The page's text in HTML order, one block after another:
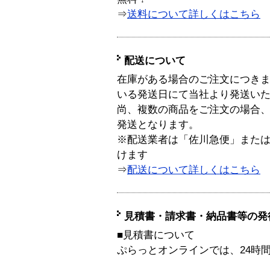
⇒送料について詳しくはこちら
配送について
在庫がある場合のご注文につき
いる発送日にて当社より発送い
尚、複数の商品をご注文の場合
発送となります。
※配送業者は「佐川急便」また
けます
⇒配送について詳しくはこちら
見積書・請求書・納品書等の
■見積書について
ぷらっとオンラインでは、24時